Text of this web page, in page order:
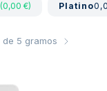
(0,00 €) Platino
5 gramos